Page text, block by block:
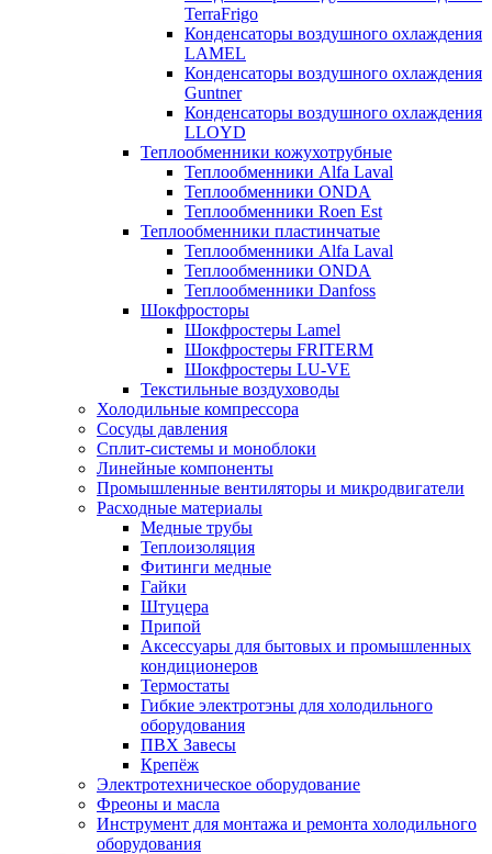
TerraFrigo
Конденсаторы воздушного охлаждения
LAMEL
Конденсаторы воздушного охлаждения
Guntner
Конденсаторы воздушного охлаждения
LLOYD
Теплообменники кожухотрубные
Теплообменники Alfa Laval
Теплообменники ONDA
Теплообменники Roen Est
Теплообменники пластинчатые
Теплообменники Alfa Laval
Теплообменники ONDA
Теплообменники Danfoss
Шокфросторы
Шокфростеры Lamel
Шокфростеры FRITERM
Шокфростеры LU-VE
Текстильные воздуховоды
Холодильные компрессора
Сосуды давления
Cплит-системы и моноблоки
Линейные компоненты
Промышленные вентиляторы и микродвигатели
Расходные материалы
Медные трубы
Теплоизоляция
Фитинги медные
Гайки
Штуцера
Припой
Аксессуары для бытовых и промышленных
кондиционеров
Термостаты
Гибкие электротэны для холодильного
оборудования
ПВХ Завесы
Крепёж
Электротехническое оборудование
Фреоны и масла
Инструмент для монтажа и ремонта холодильного
оборудования